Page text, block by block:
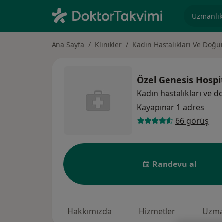
Ana Sayfa Klinikler Kadın Hastalıkları Ve
Özel Genesis
Kadın hastalıkları ve
Kayapınar 1 adres
66 görüş
Randevu al
Hakkımızda Hizmetler